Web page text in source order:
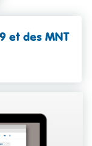
et des MNT